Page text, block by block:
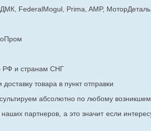
FederalMogul, Prima, AMP, МоторДеталь
РФ и странам СНГ
товара в пункт отправки
абсолютно по любому
партнеров, а это значит если